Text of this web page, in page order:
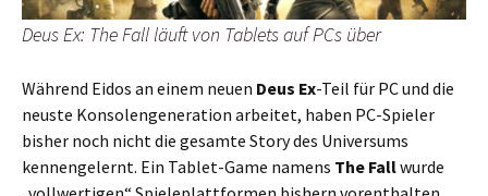
Deus Ex: The Fall läuft von Tablets auf PCs über
Während Eidos an einem neuen Deus Ex-Teil für PC und die
neuste Konsolengeneration arbeitet, haben PC-Spieler
bisher noch nicht die gesamte Story des Universums
kennengelernt. Ein Tablet-Game namens The Fallwurde